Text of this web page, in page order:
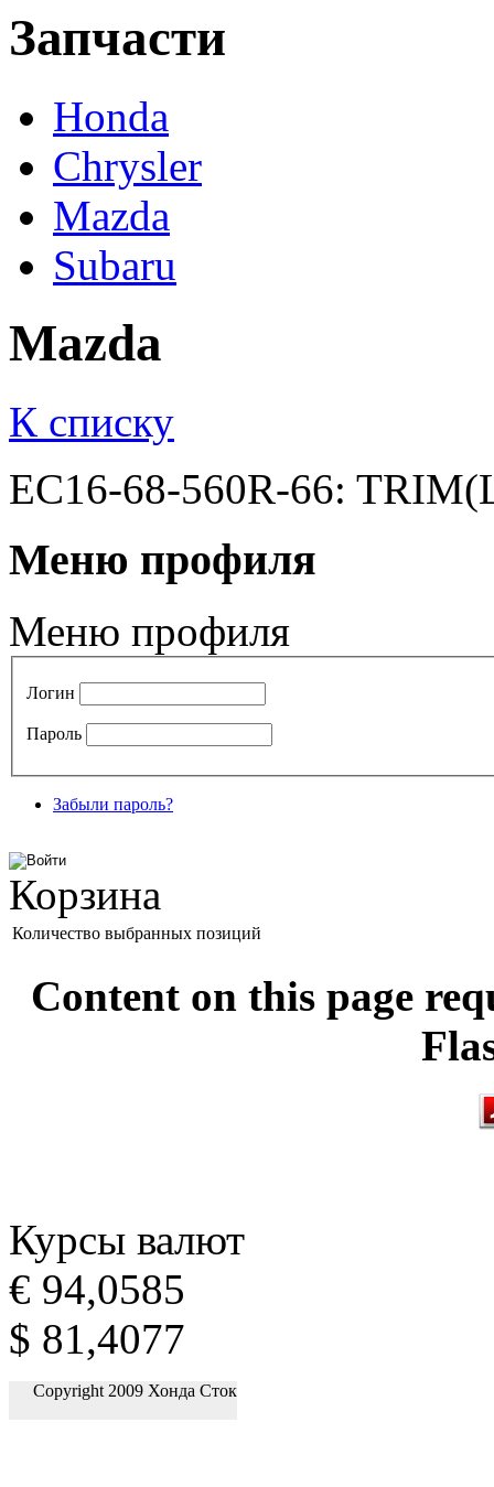
Запчасти
Honda
Chrysler
Mazda
Subaru
Mazda
К списку
EC16-68-560R-66:
Меню профиля
Меню профиля
Логин
Пароль
Забыли пароль?
Корзина
Количество выбранных позиций
Content on this page
Курсы валют
€ 94,0585
$ 81,4077
Copyright 2009 Хонда Сток